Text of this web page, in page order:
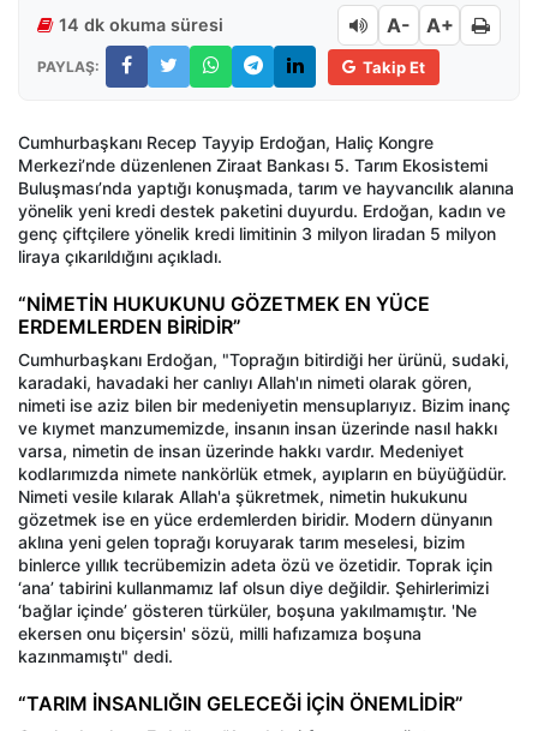
14 dk okuma süresi A- A+
PAYLAŞ: Takip Et
Cumhurbaşkanı Recep Tayyip Erdoğan, Haliç Kongre
Merkezi’nde düzenlenen Ziraat Bankası 5. Tarım Ekosistemi
Buluşması’nda yaptığı konuşmada, tarım ve hayvancılık alanına
yönelik yeni kredi destek paketini duyurdu. Erdoğan, kadın ve
genç çiftçilere yönelik kredi limitinin 3 milyon liradan 5 milyon
liraya çıkarıldığını açıkladı.
“NİMETİN HUKUKUNU GÖZETMEK EN YÜCE
ERDEMLERDEN BİRİDİR”
Cumhurbaşkanı Erdoğan, "Toprağın bitirdiği her ürünü, sudaki,
karadaki, havadaki her canlıyı Allah'ın nimeti olarak gören,
nimeti ise aziz bilen bir medeniyetin mensuplarıyız. Bizim inanç
ve kıymet manzumemizde, insanın insan üzerinde nasıl hakkı
varsa, nimetin de insan üzerinde hakkı vardır. Medeniyet
kodlarımızda nimete nankörlük etmek, ayıpların en büyüğüdür.
Nimeti vesile kılarak Allah'a şükretmek, nimetin hukukunu
gözetmek ise en yüce erdemlerden biridir. Modern dünyanın
aklına yeni gelen toprağı koruyarak tarım meselesi, bizim
binlerce yıllık tecrübemizin adeta özü ve özetidir. Toprak için
‘ana’ tabirini kullanmamız laf olsun diye değildir. Şehirlerimizi
‘bağlar içinde’ gösteren türküler, boşuna yakılmamıştır. 'Ne
ekersen onu biçersin' sözü, milli hafızamıza boşuna
kazınmamıştı" dedi.
“TARIM İNSANLIĞIN GELECEĞİ İÇİN ÖNEMLİDİR”